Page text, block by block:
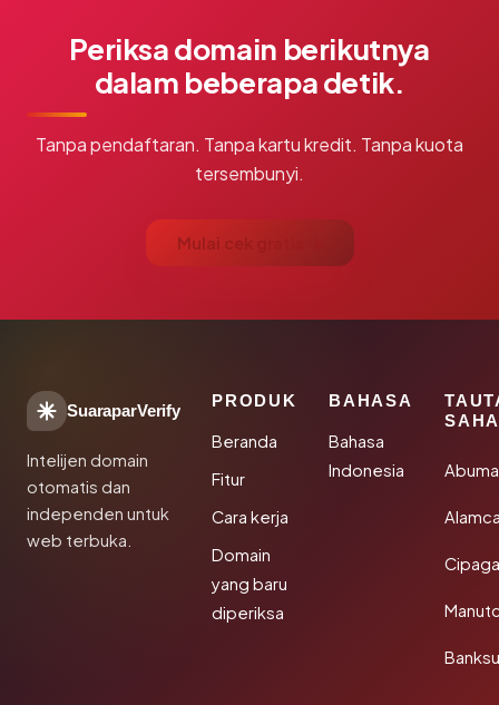
Periksa domain berikutnya
dalam beberapa detik.
Tanpa pendaftaran. Tanpa kartu kredit. Tanpa kuota
tersembunyi.
Mulai cek gratis →
SuaraparVerify
Intelijen domain
otomatis dan
independen untuk
web terbuka.
PRODUK
Beranda
Fitur
Cara kerja
Domain
yang baru
diperiksa
BAHASA
Bahasa
Indonesia